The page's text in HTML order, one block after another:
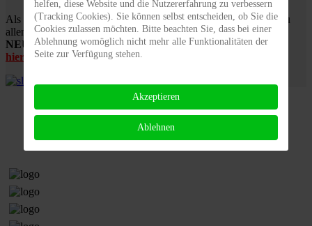
Als ungebundener Versicherungsmakler beraten wir Sie gerne zu
allen Produkten unserer Partner.
NEU: Zahnzusatzversicherung von uniVersaBerechnung
hier!!!
helfen, diese Website und die Nutzererfahrung zu verbessern
(Tracking Cookies). Sie können selbst entscheiden, ob Sie die
Cookies zulassen möchten. Bitte beachten Sie, dass bei einer
Ablehnung womöglich nicht mehr alle Funktionalitäten der
Seite zur Verfügung stehen.
Akzeptieren
Ablehnen